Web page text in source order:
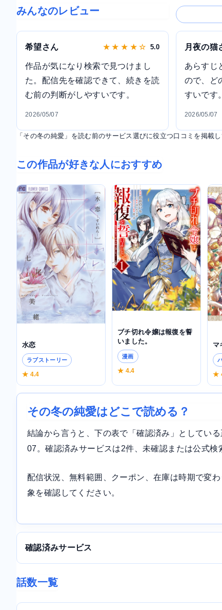
みんなのレビュー
希望さん ★ ★ ★ ★ ☆ 5.0
作品が気になり検索で見つけまし
た。配信先を確認できて、続きを読
む前の判断がしやすいです。
2026/05/07
月夜の猫
あらすじ
ので、ど
すいです。
2026/05/07
「その冬の純愛」を読む前のサービス選びに役立つ口コミを掲載し
この作品が好きな人におすすめ
水恋
ラブストーリー
★ 4.4
ブチ切れ令嬢は報復を誓
いました。
漫画
★ 4.4
マ
★
その冬の純愛はどこで読める？
結論から言うと、下の表で「確認済み」としてい
07。確認済みサービスは2件、未確認または公式検
配信状況、無料範囲、クーポン、在庫は時期で変
象を確認してください。
確認済みサービス
話数一覧